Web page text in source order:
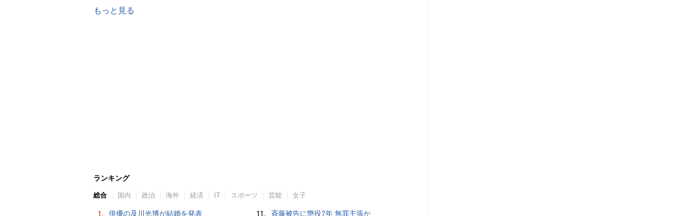
もっと見る
ランキング
総合 国内 政治 海外 経済 IT スポーツ 芸能 女子
1. 俳優の及川光博が結婚を発表 11. 斉藤被告に懲役7年 無罪主張か